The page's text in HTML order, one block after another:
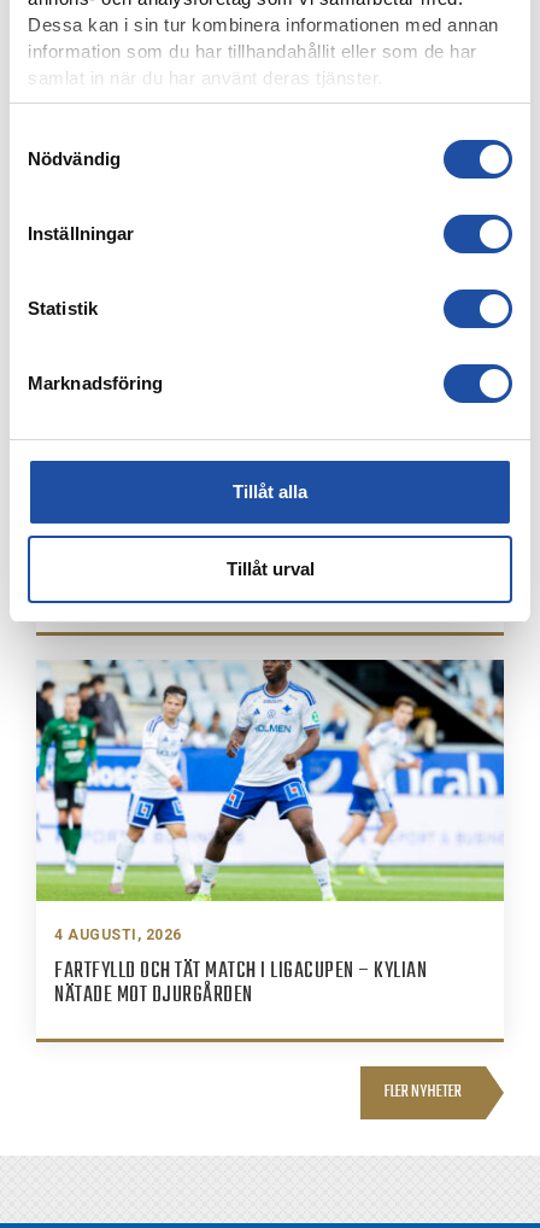
Dessa kan i sin tur kombinera informationen med annan
information som du har tillhandahållit eller som de har
samlat in när du har använt deras tjänster.
Nödvändig
Inställningar
Statistik
Marknadsföring
Tillåt alla
Tillåt urval
ELIAS JEMALS BÄSTA TID PÅ KANTEN – “BARNDOMSDRÖM
4 AUGUSTI, 2026
FARTFYLLD OCH TÄT MATCH I LIGACUPEN – KYLIAN
NÄTADE MOT DJURGÅRDEN
FLER NYHETER